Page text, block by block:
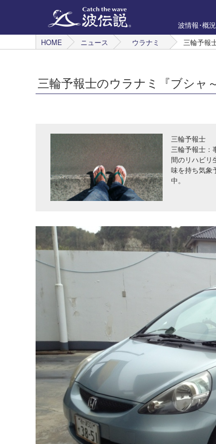
波情報･概況
HOME
ニュース ウラナミ 三輪予報
三輪予報士のウラナミ『ブシャ～
三輪予報士
三輪予報士：
間のリハビリ
味を持ち気象
中。